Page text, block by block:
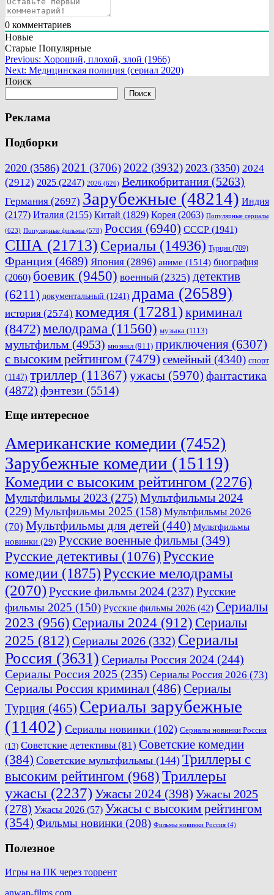
0 комментариев
Новые
Старые Популярные
Навигация
по
Previous: Хороший, плохой, злой (1966)
Next: Медицинская полиция (сериал 2020)
Поиск
Поиск
Реклама
Подборки
2020 (3586) 2021 (3706) 2022 (3932) 2023 (3350) 2024
(2912) 2025 (2247) 2026 (626) Великобритания (5263)
Германия (2697) Зарубежные (48214) Индия
(2177) Италия (2155) Китай (1829) Корея (2063) Популярные сериалы
(623) Популярные фильмы (578) Россия (6940) СССР (1941)
США (21713) Сериалы (14936) Турция (709)
Франция (4689) Япония (2896) аниме (1514) биография
(2060) боевик (9450) военный (2325) детектив
(6211) документальный (1241) драма (26589)
история (2574) комедия (17281)криминал
(8472)мелодрама (11560) музыка (1113)
мультфильм (4953) мюзикл (911) приключения (6307)
с высоким рейтингом (7479) семейный (4340) спорт
(1147) триллер (11367) ужасы (5970) фантастика
(4872) фэнтези (5514)
Еще интересное
Американские комедии (7452)
Зарубежные комедии (15119)
Комедии с высоким рейтингом (2276)
Мультфильмы 2023 (275) Мультфильмы 2024
(229) Мультфильмы 2025 (158) Мультфильмы 2026
(70) Мультфильмы для детей (440) Мультфильмы
новинки (29) Русские военные фильмы (349)
Русские детективы (1076)Русские
комедии (1875)Русские мелодрамы
(2070)Русские фильмы 2024 (237) Русские
фильмы 2025 (150) Русские фильмы 2026 (42) Сериалы
2023 (956) Сериалы 2024 (912) Сериалы
2025 (812) Сериалы 2026 (332) Сериалы
Россия (3631) Сериалы Россия 2024 (244)
Сериалы Россия 2025 (235) Сериалы Россия 2026 (73)
Сериалы Россия криминал (486) Сериалы
Турция (465) Сериалы зарубежные
(11402) Сериалы новинки (102) Сериалы новинки Россия
(13) Советские детективы (81) Советские комедии
(384) Советские мультфильмы (144) Триллеры с
высоким рейтингом (968) Триллеры
ужасы (2237)Ужасы 2024 (398) Ужасы 2025
(278) Ужасы 2026 (57) Ужасы с высоким рейтингом
(354) Фильмы новинки (208) Фильмы новинки Россия (4)
Полезное
Игры на ПК через торрент
anwap-films.com